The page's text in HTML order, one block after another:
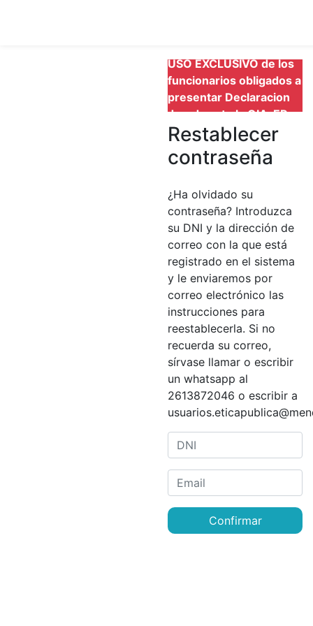
USO EXCLUSIVO de los
funcionarios obligados a
presentar Declaracion
Jurada ante la OIAyEP
Restablecer
contraseña
¿Ha olvidado su
contraseña? Introduzca
su DNI y la dirección de
correo con la que está
registrado en el sistema
y le enviaremos por
correo electrónico las
instrucciones para
reestablecerla. Si no
recuerda su correo,
sírvase llamar o escribir
un whatsapp al
2613872046 o escribir a